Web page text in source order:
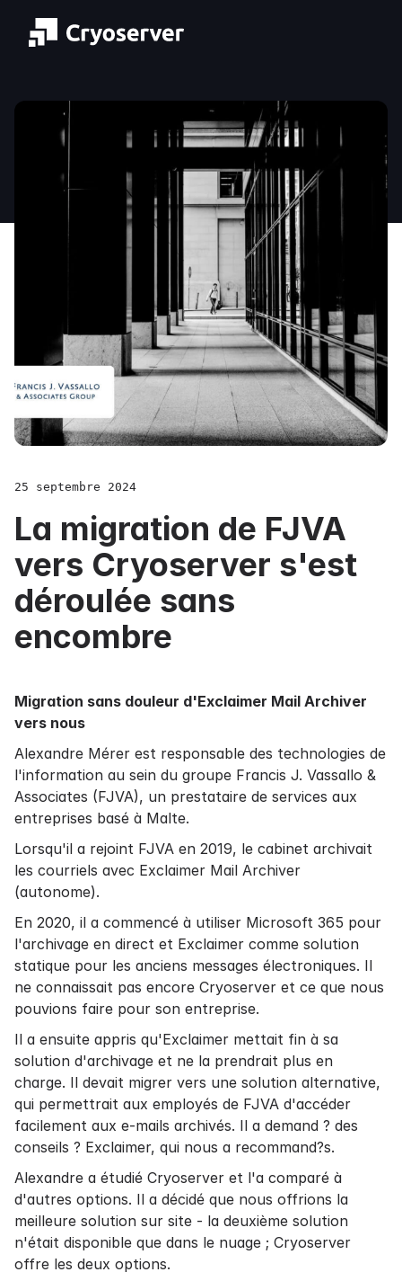
25 septembre 2024
La migration de FJVA
vers Cryoserver s'est
déroulée sans
encombre
Migration sans douleur d'Exclaimer Mail Archiver
vers nous
Alexandre Mérer est responsable des technologies de
l'information au sein du groupe Francis J. Vassallo &
Associates (FJVA), un prestataire de services aux
entreprises basé à Malte.
Lorsqu'il a rejoint FJVA en 2019, le cabinet archivait
les courriels avec Exclaimer Mail Archiver
(autonome).
En 2020, il a commencé à utiliser Microsoft 365 pour
l'archivage en direct et Exclaimer comme solution
statique pour les anciens messages électroniques. Il
ne connaissait pas encore Cryoserver et ce que nous
pouvions faire pour son entreprise.
Il a ensuite appris qu'Exclaimer mettait fin à sa
solution d'archivage et ne la prendrait plus en
charge. Il devait migrer vers une solution alternative,
qui permettrait aux employés de FJVA d'accéder
facilement aux e-mails archivés. Il a demand ? des
conseils ? Exclaimer, qui nous a recommand?s.
Alexandre a étudié Cryoserver et l'a comparé à
d'autres options. Il a décidé que nous offrions la
meilleure solution sur site - la deuxième solution
n'était disponible que dans le nuage ; Cryoserver
offre les deux options.